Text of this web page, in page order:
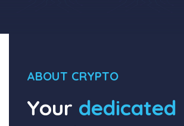
ABOUT CRYPTO
Your dedicated